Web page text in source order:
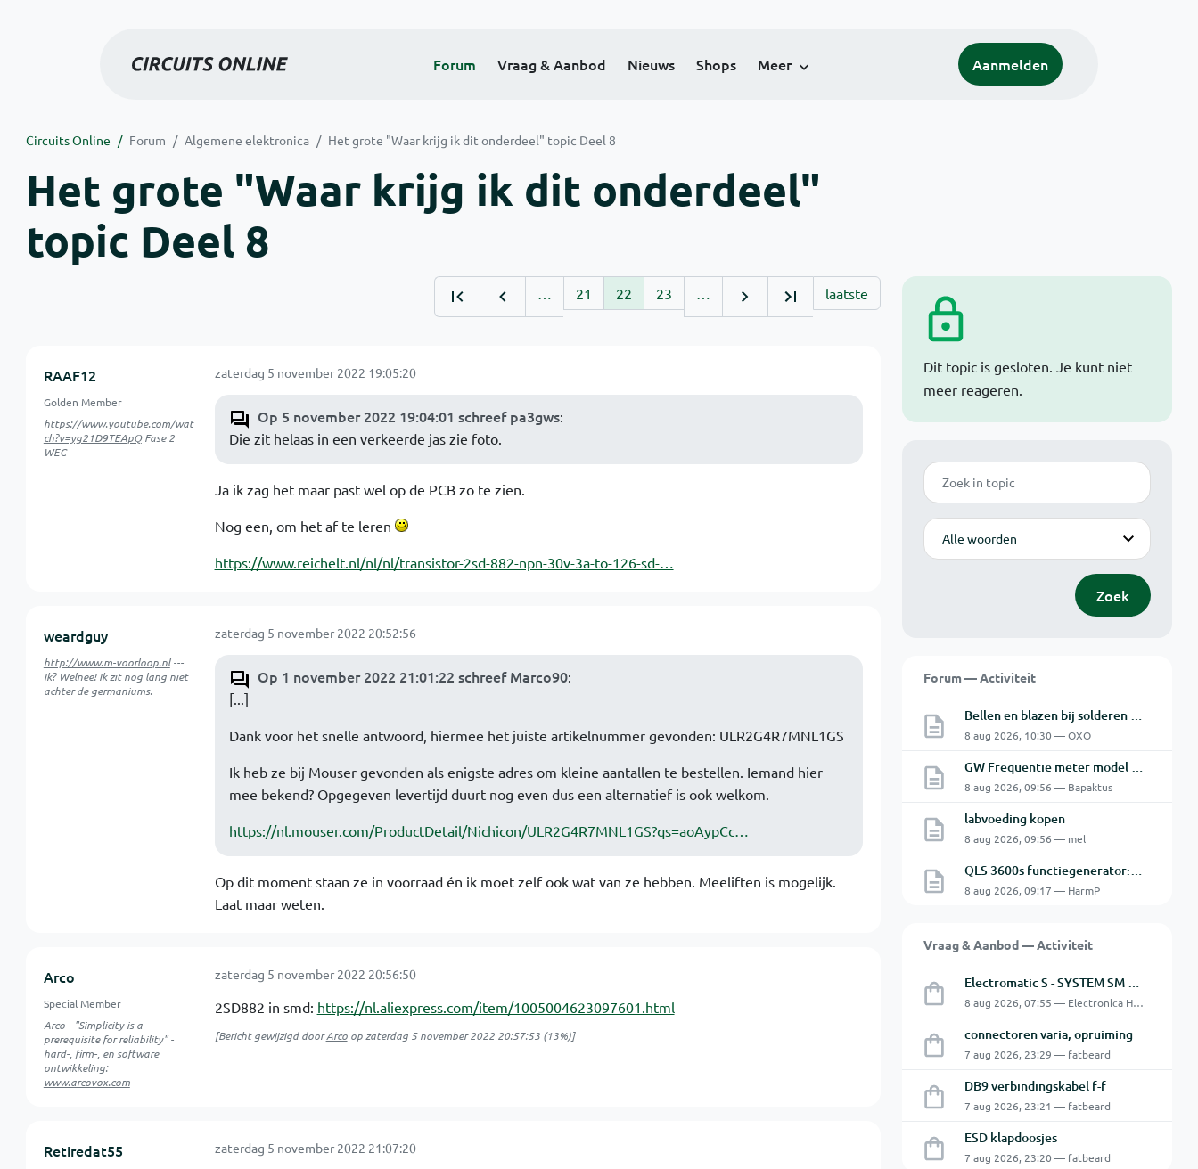
Forum Vraag & Aanbod Nieuws Shops Meer Aanmelden
Circuits Online Forum Algemene elektronica Het grote "Waar krijg ik dit onderdeel" topic Deel 8
Het grote "Waar krijg ik dit onderdeel"
topic Deel 8
Dit topic is gesloten. Je kunt niet
meer reageren.
Zoek
Modus
Zoek
Forum — Activiteit
Bellen en blazen bij solderen van Chinese PCBs
8 aug 2026, 10:30 — OXO
GW Frequentie meter model GFC-8010G probleem
8 aug 2026, 09:56 — Bapaktus
labvoeding kopen
8 aug 2026, 09:56 — mel
QLS 3600s functiegenerator: software verbinden lukt niet.
8 aug 2026, 09:17 — HarmP
Vraag & Aanbod — Activiteit
Electromatic S - SYSTEM SM 125 220
8 aug 2026, 07:55 — Electronica Hobbyist
connectoren varia, opruiming
7 aug 2026, 23:29 — fatbeard
DB9 verbindingskabel f-f
7 aug 2026, 23:21 — fatbeard
ESD klapdoosjes
7 aug 2026, 23:20 — fatbeard
… 21 22 23 … laatste
RAAF12
Golden Member
https://www.youtube.com/wat
ch?v=yg21D9TEApQFase 2
WEC
zaterdag 5 november 2022 19:05:20
Op 5 november 2022 19:04:01 schreef pa3gws:
Die zit helaas in een verkeerde jas zie foto.
Ja ik zag het maar past wel op de PCB zo te zien.
Nog een, om het af te leren
https://www.reichelt.nl/nl/nl/transistor-2sd-882-npn-30v-3a-to-126-sd-…
weardguy
http://www.m-voorloop.nl---
Ik? Welnee! Ik zit nog lang niet
achter de germaniums.
zaterdag 5 november 2022 20:52:56
Op 1 november 2022 21:01:22 schreef Marco90:
[...]
Dank voor het snelle antwoord, hiermee het juiste artikelnummer gevonden: ULR2G4R7MNL1GS
Ik heb ze bij Mouser gevonden als enigste adres om kleine aantallen te bestellen. Iemand hier
mee bekend? Opgegeven levertijd duurt nog even dus een alternatief is ook welkom.
https://nl.mouser.com/ProductDetail/Nichicon/ULR2G4R7MNL1GS?qs=aoAypCc…
Op dit moment staan ze in voorraad én ik moet zelf ook wat van ze hebben. Meeliften is mogelijk.
Laat maar weten.
Arco
Special Member
Arco - "Simplicity is a
prerequisite for reliability" -
hard-, firm-, en software
ontwikkeling:
www.arcovox.com
zaterdag 5 november 2022 20:56:50
2SD882 in smd: https://nl.aliexpress.com/item/1005004623097601.html
[Bericht gewijzigd doorArcoop zaterdag 5 november 2022 20:57:53(13%)]
Retiredat55 zaterdag 5 november 2022 21:07:20